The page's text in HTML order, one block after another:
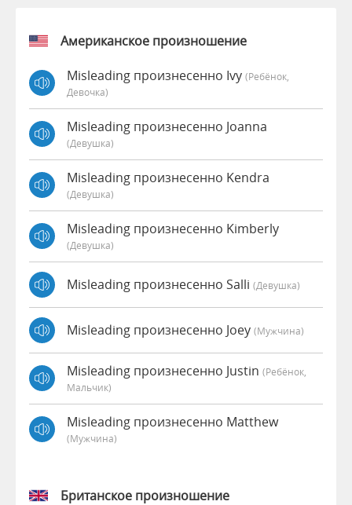
Американское произношение
Misleading произнесенно Ivy (Ребёнок,
Девочка)
Misleading произнесенно Joanna
(девушка)
Misleading произнесенно Kendra
(девушка)
Misleading произнесенно Kimberly
(девушка)
Misleading произнесенно Salli (девушка)
Misleading произнесенно Joey (мужчина)
Misleading произнесенно Justin (Ребёнок,
Мальчик)
Misleading произнесенно Matthew
(мужчина)
Британское произношение